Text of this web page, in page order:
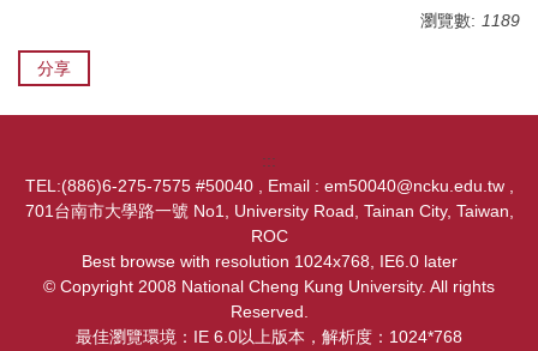
瀏覽數: 1189
分享
:::
TEL:(886)6-275-7575 #50040 , Email : em50040@ncku.edu.tw ,
701台南市大學路一號 No1, University Road, Tainan City, Taiwan,
ROC
Best browse with resolution 1024x768, IE6.0 later
© Copyright 2008 National Cheng Kung University. All rights
Reserved.
最佳瀏覽環境：IE 6.0以上版本，解析度：1024*768